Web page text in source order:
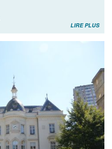
LIRE PLUS